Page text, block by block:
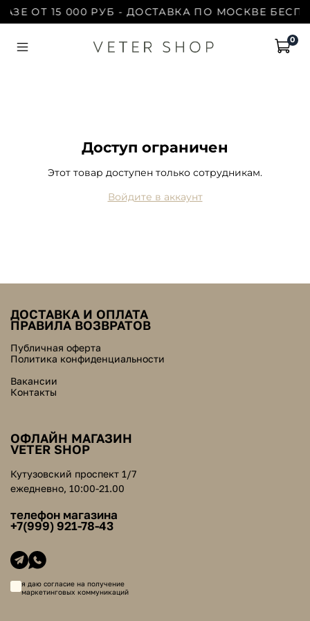
ОТ 15 000 РУБ - ДОСТАВКА ПО МОСКВЕ
0
Доступ ограничен
Этот товар доступен только сотрудникам.
Войдите в аккаунт
ДОСТАВКА И ОПЛАТА
ПРАВИЛА ВОЗВРАТОВ
Публичная оферта
Политика конфиденциальности
Вакансии
Контакты
ОФЛАЙН МАГАЗИН
VETER SHOP
Кутузовский проспект 1/7
ежедневно, 10:00-21.00
телефон магазина
+7(999) 921-78-43
я даю согласие на получение
маркетинговых коммуникаций